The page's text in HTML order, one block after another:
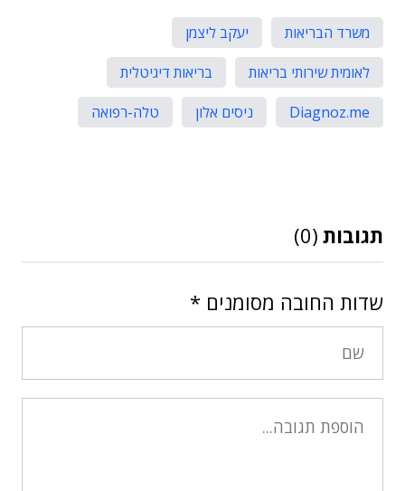
משרד הבריאות
יעקב ליצמן
לאומית שירותי בריאות
בריאות דיגיטלית
Diagnoz.me
ניסים אלון טלה-רפואה
תגובות (0)
שדות החובה מסומנים *